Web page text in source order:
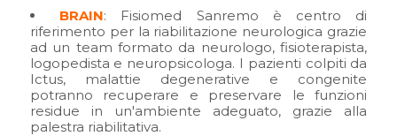
BRAIN: Fisiomed Sanremo è centro di
riferimento per la riabilitazione neurologica grazie
ad un team formato da neurologo, fisioterapista,
logopedista e neuropsicologa. I pazienti colpiti da
Ictus, malattie degenerative e congenite
potranno recuperare e preservare le funzioni
residue in un'ambiente adeguato, grazie alla
palestra riabilitativa.